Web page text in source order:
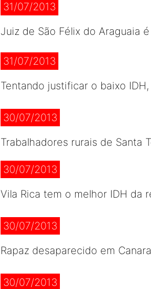
31/07/2013
Juiz de São Félix do Araguaia
31/07/2013
Tentando justificar o baixo
30/07/2013
Trabalhadores rurais de Santa
30/07/2013
Vila Rica tem o melhor IDH da
30/07/2013
Rapaz desaparecido em
30/07/2013